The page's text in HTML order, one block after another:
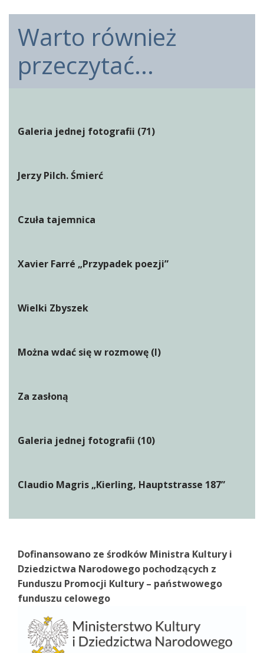
Warto również
przeczytać...
Galeria jednej fotografii (71)
Jerzy Pilch. Śmierć
Czuła tajemnica
Xavier Farré „Przypadek poezji”
Wielki Zbyszek
Można wdać się w rozmowę (I)
Za zasłoną
Galeria jednej fotografii (10)
Claudio Magris „Kierling, Hauptstrasse 187”
Dofinansowano ze środków Ministra Kultury i
Dziedzictwa Narodowego pochodzących z
Funduszu Promocji Kultury – państwowego
funduszu celowego